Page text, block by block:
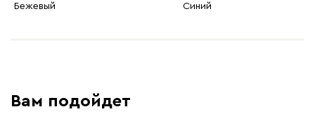
Бежевый
Синий
Вам подойдет